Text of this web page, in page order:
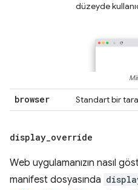
düzeyde
browser Standart bir
display_override
Web uygulamanızın nasıl
manifest dosyasında